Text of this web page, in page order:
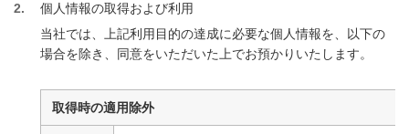
2
個人情報の取得および利用
当社では、上記利用目的の達成に必要な個人情報を、以下の
場合を除き、同意をいただいた上でお預かりいたします。
取得時の適用除外